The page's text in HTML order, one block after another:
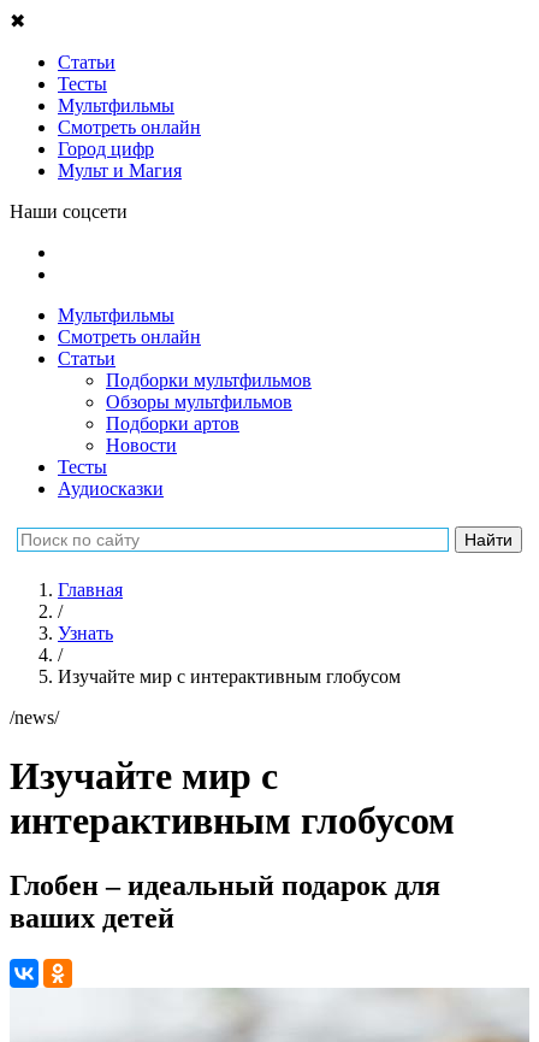
✖
Статьи
Тесты
Мультфильмы
Смотреть онлайн
Город цифр
Мульт и Магия
Наши соцсети
Мультфильмы
Смотреть онлайн
Статьи
Подборки мультфильмов
Обзоры мультфильмов
Подборки артов
Новости
Тесты
Аудиосказки
Главная
/
Узнать
/
Изучайте мир с интерактивным глобусом
/news/
Изучайте мир с
интерактивным глобусом
Глобен – идеальный подарок для
ваших детей